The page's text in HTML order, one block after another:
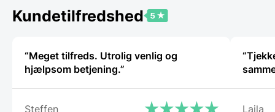
vælges
på
Kundetilfredshed
“Meget tilfreds. Utrolig venlig og
hjælpsom betjening.”
Steffen Laila